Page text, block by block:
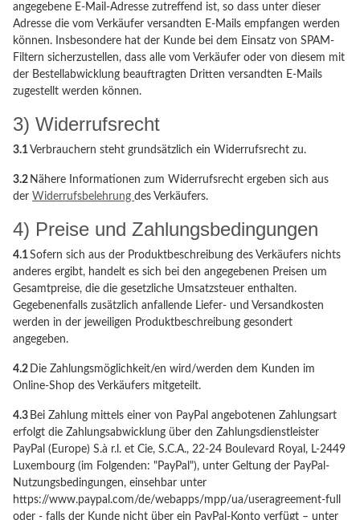
angegebene E-Mail-Adresse zutreffend ist, so dass unter dieser
Adresse die vom Verkäufer versandten E-Mails empfangen werden
können. Insbesondere hat der Kunde bei dem Einsatz von SPAM-
Filtern sicherzustellen, dass alle vom Verkäufer oder von diesem mit
der Bestellabwicklung beauftragten Dritten versandten E-Mails
zugestellt werden können.
3) Widerrufsrecht
3.1 Verbrauchern steht grundsätzlich ein Widerrufsrecht zu.
3.2 Nähere Informationen zum Widerrufsrecht ergeben sich aus
der Widerrufsbelehrung des Verkäufers.
4) Preise und Zahlungsbedingungen
4.1 Sofern sich aus der Produktbeschreibung des Verkäufers nichts
anderes ergibt, handelt es sich bei den angegebenen Preisen um
Gesamtpreise, die die gesetzliche Umsatzsteuer enthalten.
Gegebenenfalls zusätzlich anfallende Liefer- und Versandkosten
werden in der jeweiligen Produktbeschreibung gesondert
angegeben.
4.2 Die Zahlungsmöglichkeit/en wird/werden dem Kunden im
Online-Shop des Verkäufers mitgeteilt.
4.3 Bei Zahlung mittels einer von PayPal angebotenen Zahlungsart
erfolgt die Zahlungsabwicklung über den Zahlungsdienstleister
PayPal (Europe) S.à r.l. et Cie, S.C.A., 22-24 Boulevard Royal, L-2449
Luxembourg (im Folgenden: "PayPal"), unter Geltung der PayPal-
Nutzungsbedingungen, einsehbar unter
https://www.paypal.com/de/webapps/mpp/ua/useragreement-full
oder - falls der Kunde nicht über ein PayPal-Konto verfügt – unter